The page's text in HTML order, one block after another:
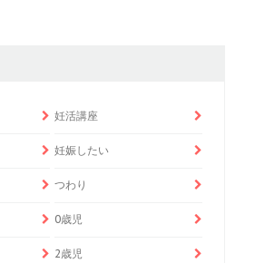
妊活講座
妊娠したい
つわり
0歳児
2歳児